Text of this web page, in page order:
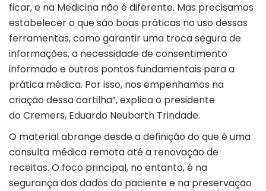
ficar, e na Medicina não é diferente. Mas precisamos
estabelecer o que são boas práticas no uso dessas
ferramentas, como garantir uma troca segura de
informações, a necessidade de consentimento
informado e outros pontos fundamentais para a
prática médica. Por isso, nos empenhamos na
criação dessa cartilha”, explica o presidente
do Cremers, Eduardo Neubarth Trindade.
O material abrange desde a definição do que é uma
consulta médica remota até a renovação de
receitas. O foco principal, no entanto, é na
segurança dos dados do paciente e na preservação